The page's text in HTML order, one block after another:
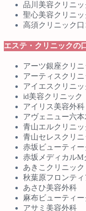
品川美容クリニッ
聖心美容クリニッ
高須クリニック口
エステ・クリニックの
アーツ銀座クリニ
アーティスクリニ
アイエスクリニッ
id美容クリニック
アイリス美容外科
アヴェニュー六
青山エルクリニッ
青山セレスクリニ
赤坂ビューティー
赤坂メディカルM
あきこクリニック
秋葉原フロンテ
あさひ美容外科
麻布ビューティー
アサミ美容外科